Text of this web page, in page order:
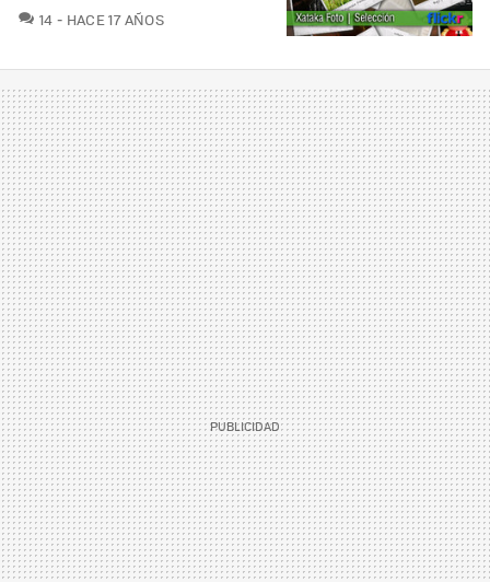
14 COMENTARIOS
HACE 17 AÑOS